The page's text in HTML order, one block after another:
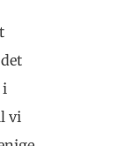
i
vi